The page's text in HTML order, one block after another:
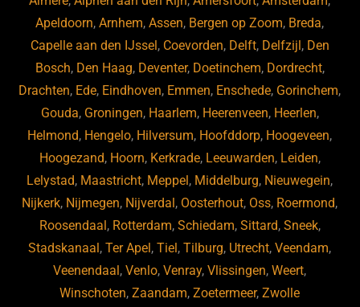
o
k
Apeldoorn,Arnhem,Assen, Bergen op Zoom, Breda,
Capelle aan den IJssel, Coevorden, Delft, Delfzijl, Den
Bosch, Den Haag, Deventer, Doetinchem, Dordrecht,
Drachten, Ede, Eindhoven, Emmen, Enschede, Gorinchem,
Gouda, Groningen, Haarlem, Heerenveen, Heerlen,
Helmond, Hengelo, Hilversum, Hoofddorp, Hoogeveen,
Hoogezand, Hoorn, Kerkrade, Leeuwarden, Leiden,
Lelystad, Maastricht, Meppel, Middelburg, Nieuwegein,
Nijkerk, Nijmegen, Nijverdal, Oosterhout, Oss, Roermond,
Roosendaal, Rotterdam, Schiedam, Sittard, Sneek,
Stadskanaal,Ter Apel,Tiel,Tilburg, Utrecht,Veendam,
Veenendaal,Venlo,Venray,Vlissingen,Weert,
Winschoten,Zaandam,Zoetermeer,Zwolle